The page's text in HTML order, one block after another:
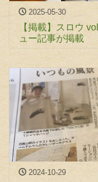
2025-05-30
【掲載】スロウ
ュー記事が掲載
2024-10-29